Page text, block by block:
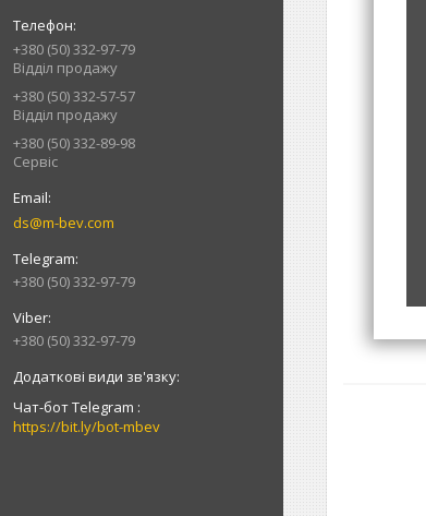
+380 (50) 332-97-79
Відділ продажу
+380 (50) 332-57-57
Відділ продажу
+380 (50) 332-89-98
Сервіс
ds@m-bev.com
+380 (50) 332-97-79
+380 (50) 332-97-79
Чат-бот Telegram
https://bit.ly/bot-mbev